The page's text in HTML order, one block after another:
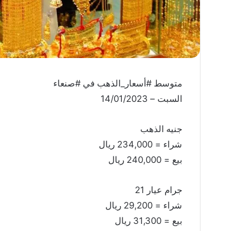
متوسط #أسعار_الذهب في #صنعاء
السبت – 14/01/2023
جنيه الذهب
شراء = 234,000 ريال
بيع = 240,000 ريال
جرام عيار 21
شراء = 29,200 ريال
بيع = 31,300 ريال